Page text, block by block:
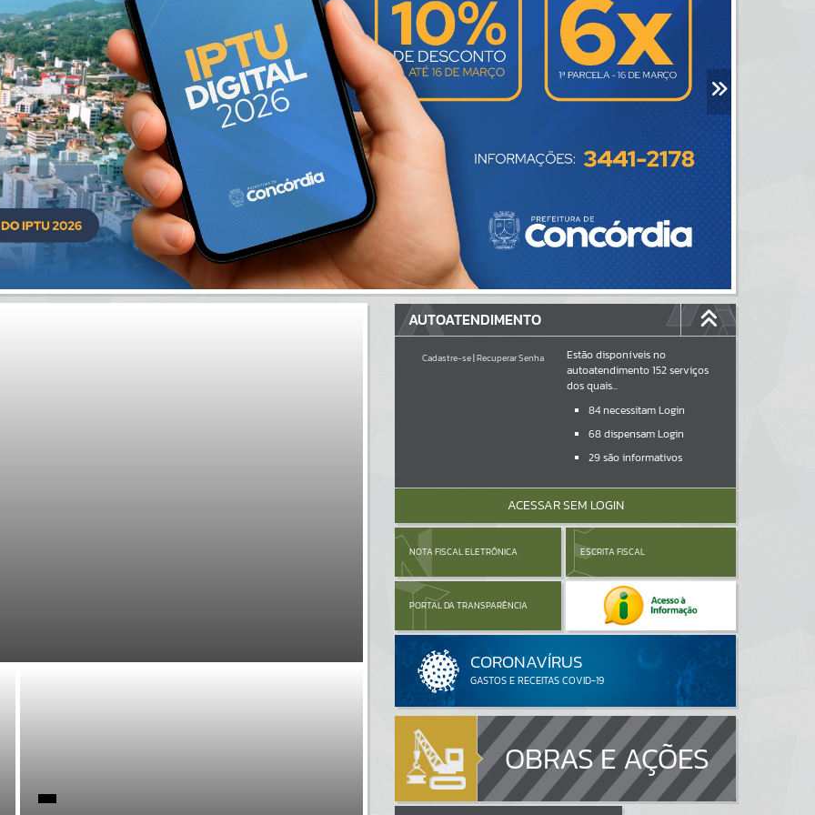
AUTOATENDIMENTO
Cadastre-se|Recuperar Senha
Estão disponíveis no
autoatendimento152serviços
dos quais...
84necessitam Login
68dispensam Login
29são informativos
ACESSAR SEM LOGIN
NOTA FISCAL ELETRÔNICA ESCRITA FISCAL
PORTAL DA TRANSPARÊNCIA
OBRAS E AÇÕES